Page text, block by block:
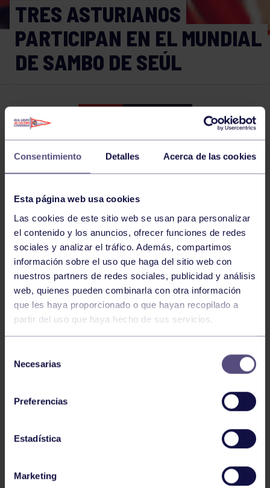
Consentimiento Detalles Acerca de las cookies
Esta página web usa cookies
Las cookies de este sitio web se usan para personalizar
el contenido y los anuncios, ofrecer funciones de redes
sociales y analizar el tráfico. Además, compartimos
información sobre el uso que haga del sitio web con
nuestros partners de redes sociales, publicidad y análisis
web, quienes pueden combinarla con otra información
que les haya proporcionado o que hayan recopilado a
partir del uso que haya hecho de sus servicios.
Necesarias
Preferencias
Estadística
Marketing
TRES ASTURIANOS
PARTICIPAN EN EL MUNDIAL
DE SAMBO DE SEÚL
Lucha 05 NOV 2019
02 Jun 2026
LAUREN ATANES, NUEVO DIRECTOR
ASTURIANA